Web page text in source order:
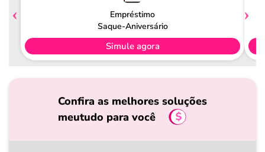
Empréstimo
Saque-Aniversário
Simule agora
Confira as melhores soluções
meutudo para você